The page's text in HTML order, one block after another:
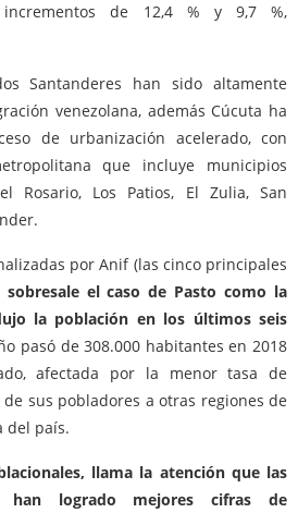
de 12,4 % y 9,7 %,
Santanderes han sido altamente
venezolana, además Cúcuta ha
de urbanización acelerado, con
que incluye municipios
Rosario, Los Patios, El Zulia, San
por Anif (las cinco principales
sobresale el caso de Pasto como la
la población en los últimos seis
pasó de 308.000 habitantes en 2018
afectada por la menor tasa de
sus pobladores a otras regiones de
del país.
llama la atención que las
han logrado mejores cifras de